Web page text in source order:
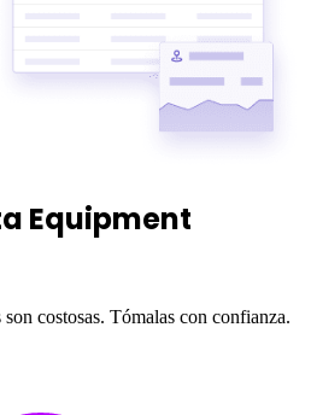
Equipment
costosas. Tómalas con confianza.